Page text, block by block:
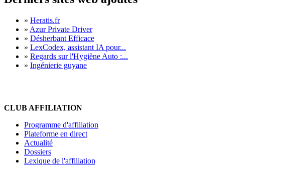
» Heratis.fr
» Azur Private Driver
» Désherbant Efficace
» LexCodex, assistant IA pour...
» Regards sur l'Hygiène Auto :...
» Ingénierie guyane
CLUB AFFILIATION
Programme d'affiliation
Plateforme en direct
Actualité
Dossiers
Lexique de l'affiliation